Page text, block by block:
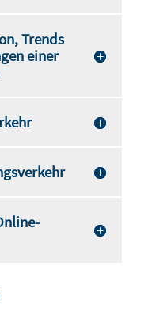
Trends
einer